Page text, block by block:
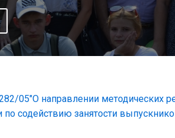
05″О направлении методических
содействию занятости